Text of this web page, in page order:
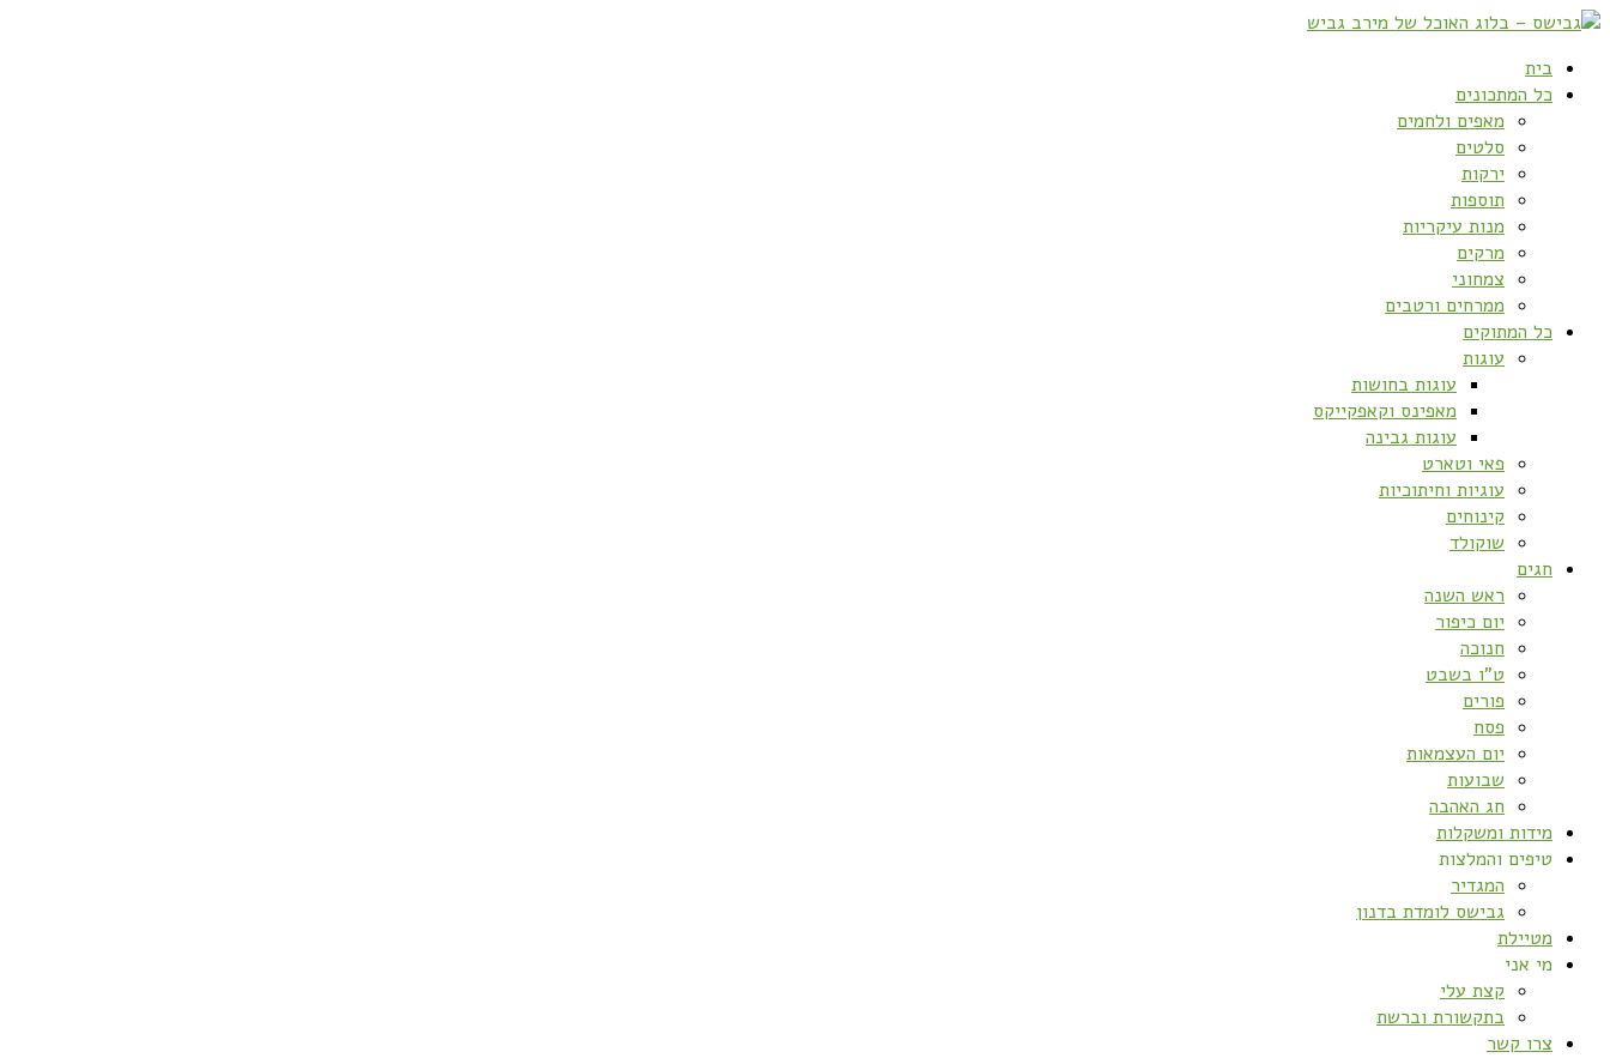
בית
כל המתכונים
מאפים ולחמים
סלטים
ירקות
תוספות
מנות עיקריות
מרקים
צמחוני
ממרחים ורטבים
כל המתוקים
עוגות
עוגות בחושות
מאפינס וקאפקייקס
עוגות גבינה
פאי וטארט
עוגיות וחיתוכיות
קינוחים
שוקולד
חגים
ראש השנה
יום כיפור
חנוכה
ט”ו בשבט
פורים
פסח
יום העצמאות
שבועות
חג האהבה
מידות ומשקלות
טיפים והמלצות
המגדיר
גבישס לומדת בדנון
מטיילת
מי אני
קצת עלי
בתקשורת וברשת
צרו קשר